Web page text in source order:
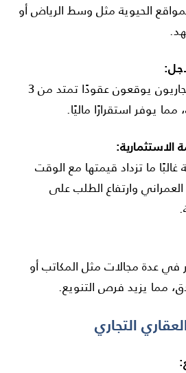
الحيوية مثل وسط الرياض أو
المستأجرون التجاريون يوقعون عقودًا تمتد من 3
الاستثمارية:
غالبًا ما تزداد قيمتها مع الوقت
وارتفاع الطلب على
في عدة مجالات مثل المكاتب أو
مما يزيد فرص التنويع.
التجاري